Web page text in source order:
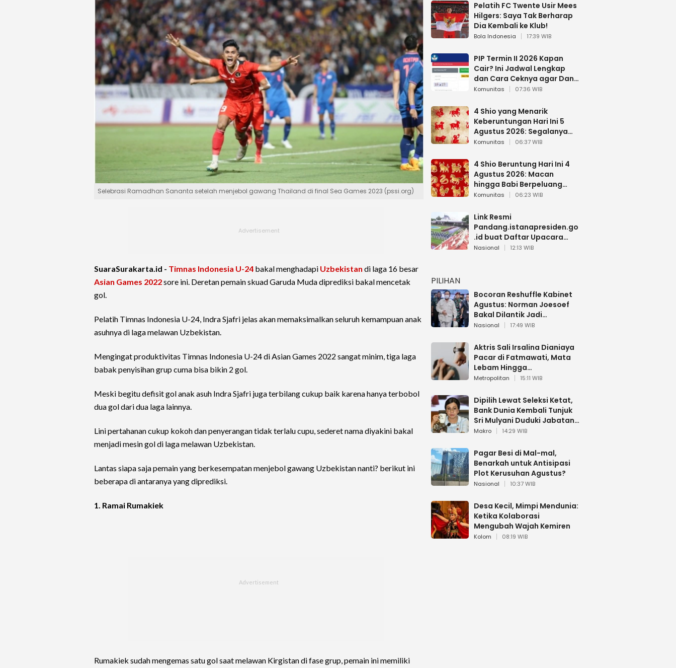
Selebrasi Ramadhan Sananta setelah menjebol gawang Thailand di final Sea Games 2023 (pssi.org)
SuaraSurakarta.id - Timnas Indonesia U-24 bakal menghadapi Uzbekistan di laga 16 besar
Asian Games 2022sore ini. Deretan pemain skuad Garuda Muda diprediksi bakal mencetak
gol.
Pelatih Timnas Indonesia U-24, Indra Sjafri jelas akan memaksimalkan seluruh kemampuan anak
asuhnya di laga melawan Uzbekistan.
Mengingat produktivitas Timnas Indonesia U-24 di Asian Games 2022 sangat minim, tiga laga
babak penyisihan grup cuma bisa bikin 2 gol.
Meski begitu defisit gol anak asuh Indra Sjafri juga terbilang cukup baik karena hanya terbobol
dua gol dari dua laga lainnya.
Lini pertahanan cukup kokoh dan penyerangan tidak terlalu cupu, sederet nama diyakini bakal
menjadi mesin gol di laga melawan Uzbekistan.
Lantas siapa saja pemain yang berkesempatan menjebol gawang Uzbekistan nanti? berikut ini
beberapa di antaranya yang diprediksi.
1. Ramai Rumakiek
Rumakiek sudah mengemas satu gol saat melawan Kirgistan di fase grup, pemain ini memiliki
Pelatih FC Twente Usir Mees
Hilgers: Saya Tak Berharap
Dia Kembali ke Klub!
Bola Indonesia 17:39 WIB
PIP Termin II 2026 Kapan
Cair? Ini Jadwal Lengkap
dan Cara Ceknya agar Dana
Tidak Hangus!
Komunitas 07:36 WIB
4 Shio yang Menarik
Keberuntungan Hari Ini 5
Agustus 2026: Segalanya
Berjalan Lancar
Komunitas 06:37 WIB
4 Shio Beruntung Hari Ini 4
Agustus 2026: Macan
hingga Babi Berpeluang
Dapat Kabar Baik
Komunitas 06:23 WIB
Link Resmi
Pandang.istanapresiden.go
.id buat Daftar Upacara
Bendera HUT RI di Istana
Nasional 12:13 WIB
PILIHAN
Bocoran Reshuffle Kabinet
Agustus: Norman Joesoef
Bakal Dilantik Jadi
Wamenhan RI
Nasional 17:49 WIB
Aktris Sali Irsalina Dianiaya
Pacar di Fatmawati, Mata
Lebam Hingga
Diselamatkan Polantas
Metropolitan 15:11 WIB
Dipilih Lewat Seleksi Ketat,
Bank Dunia Kembali Tunjuk
Sri Mulyani Duduki Jabatan
Strategis
Makro 14:29 WIB
Pagar Besi di Mal-mal,
Benarkah untuk Antisipasi
Plot Kerusuhan Agustus?
Nasional 10:37 WIB
Desa Kecil, Mimpi Mendunia:
Ketika Kolaborasi
Mengubah Wajah Kemiren
Kolom 08:19 WIB